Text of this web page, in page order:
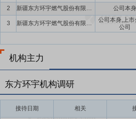
2
新疆东方环宇燃气股份有限公司 公司本身
3 新疆东方环宇燃气股份有限公司及子公司
公司本身,上市
公司
机构主力
东方环宇机构调研
接待日期 相关